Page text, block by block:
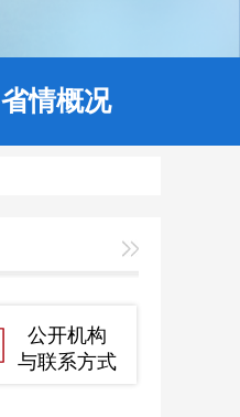
省情概况
公开机构
与联系方式